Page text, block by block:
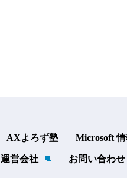
AXよろず塾 Microsoft
運営会社 お問い合わせ